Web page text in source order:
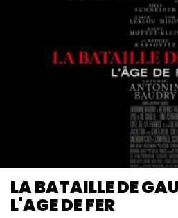
LA BATAILLE DE
L'AGE DE FER